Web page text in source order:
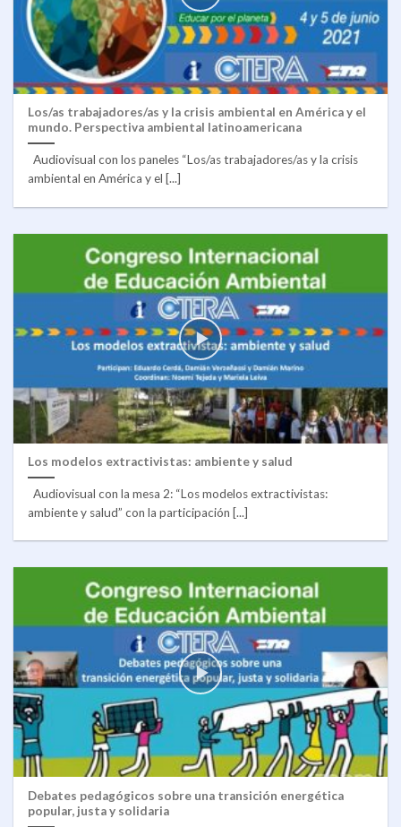
Los/as trabajadores/as y la crisis ambiental en América y el
mundo. Perspectiva ambiental latinoamericana
Audiovisual con los paneles “Los/as trabajadores/as y la crisis
ambiental en América y el [...]
Los modelos extractivistas: ambiente y salud
Audiovisual con la mesa 2: “Los modelos extractivistas:
ambiente y salud” con la participación [...]
Debates pedagógicos sobre una transición energética
popular, justa y solidaria